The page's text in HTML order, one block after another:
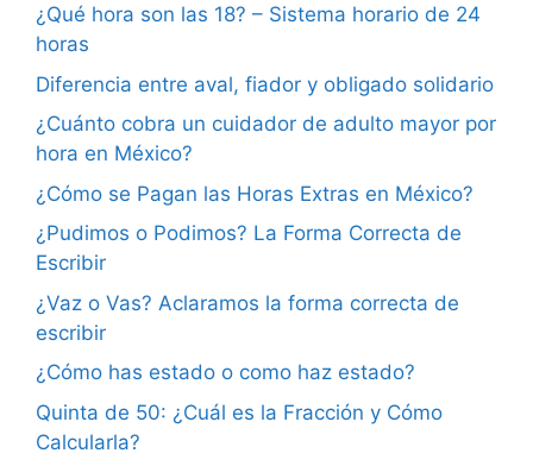
¿Qué hora son las 18? – Sistema horario de 24
horas
Diferencia entre aval, fiador y obligado solidario
¿Cuánto cobra un cuidador de adulto mayor por
hora en México?
¿Cómo se Pagan las Horas Extras en México?
¿Pudimos o Podimos? La Forma Correcta de
Escribir
¿Vaz o Vas? Aclaramos la forma correcta de
escribir
¿Cómo has estado o como haz estado?
Quinta de 50: ¿Cuál es la Fracción y Cómo
Calcularla?